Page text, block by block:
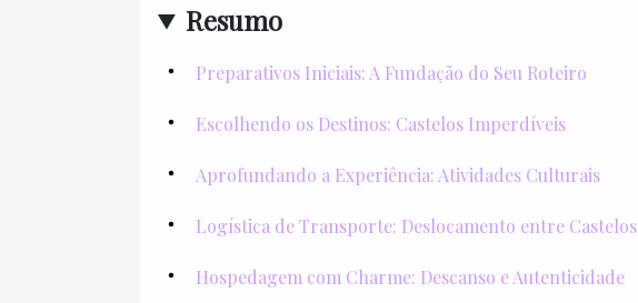
Resumo
Preparativos Iniciais: A Fundação do Seu Roteiro
Escolhendo os Destinos: Castelos Imperdíveis
Aprofundando a Experiência: Atividades Culturais
Logística de Transporte: Deslocamento entre Castelos
Hospedagem com Charme: Descanso e Autenticidade